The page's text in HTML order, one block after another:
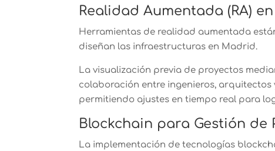
Realidad Aumentada (RA)
Herramientas de realidad aumentada
diseñan las infraestructuras en Madrid.
La visualización previa de proyectos
colaboración entre ingenieros, arquitectos
permitiendo ajustes en tiempo real para
Blockchain para Gestión de
La implementación de tecnologías